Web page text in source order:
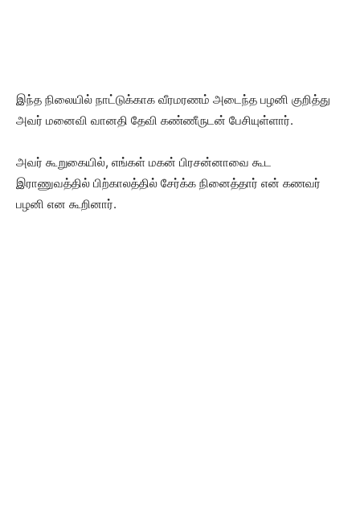
இந்த நிலையில் நாட்டுக்காக வீரமரணம் அடைந்த பழனி குறித்து
அவர் மனைவி வானதி தேவி கண்ணீருடன் பேசியுள்ளார்.
அவர் கூறுகையில், எங்கள் மகன் பிரசன்னாவை கூட
இராணுவத்தில் பிற்காலத்தில் சேர்க்க நினைத்தார் என் கணவர்
பழனி என கூறினார்.